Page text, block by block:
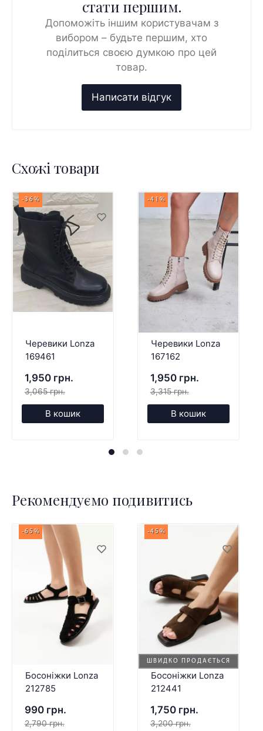
стати першим.
Допоможіть іншим користувачам з
вибором – будьте першим, хто
поділиться своєю думкою про цей
товар.
Схожі товари
-36%
Черевики Lonza
169461
1,950 грн.
3,065 грн.
В кошик
-41%
Черевики Lonza
167162
1,950 грн.
3,315 грн.
В кошик
Рекомендуємо подивитись
-65%
Босоніжки Lonza
212785
990 грн.
2,790 грн.
ШВИДКО ПРОДАЄТЬСЯ
-45%
Босоніжки Lonza
212441
1,750 грн.
3,200 грн.